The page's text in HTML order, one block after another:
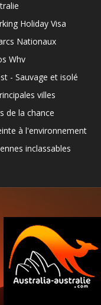
Holiday Visa
Nationaux
Whv
- Sauvage et isolé
villes
de la chance
à l'environnement
inclassables